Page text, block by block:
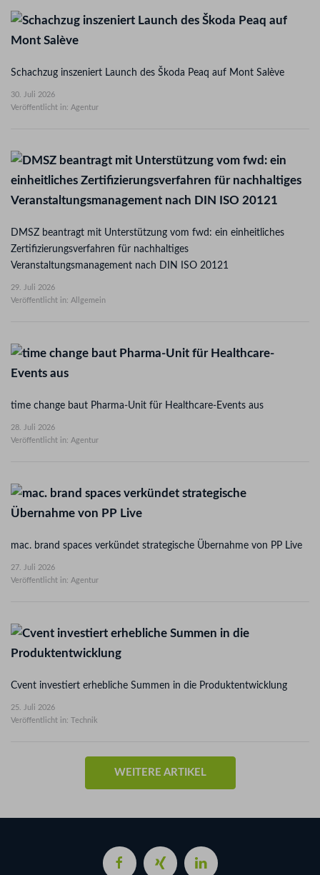
Schachzug inszeniert Launch des Škoda Peaq auf Mont Salève
30. Juli 2026
Veröffentlicht in: Agentur
DMSZ beantragt mit Unterstützung vom fwd: ein einheitliches
Zertifizierungsverfahren für nachhaltiges
Veranstaltungsmanagement nach DIN ISO 20121
29. Juli 2026
Veröffentlicht in: Allgemein
time change baut Pharma-Unit für Healthcare-Events aus
28. Juli 2026
Veröffentlicht in: Agentur
mac. brand spaces verkündet strategische Übernahme von PP Live
27. Juli 2026
Veröffentlicht in: Agentur
Cvent investiert erhebliche Summen in die Produktentwicklung
25. Juli 2026
Veröffentlicht in: Technik
WEITERE ARTIKEL